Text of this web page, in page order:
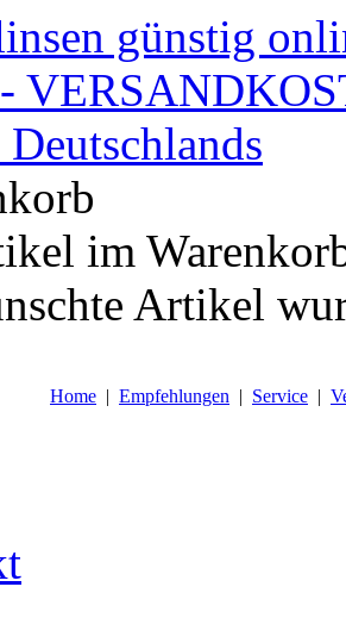
im
Artikel
Home | Empfehlungen | Service |